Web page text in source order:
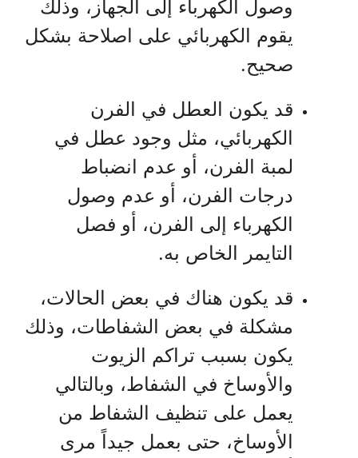
وصول الكهرباء إلى الجهاز، وذلك
يقوم الكهربائي على اصلاحة بشكل
صحيح.
قد يكون العطل في الفرن
الكهربائي، مثل وجود عطل في
لمبة الفرن، أو عدم انضباط
درجات الفرن، أو عدم وصول
الكهرباء إلى الفرن، أو فصل
التايمر الخاص به.
قد يكون هناك في بعض الحالات،
مشكلة في بعض الشفاطات، وذلك
يكون بسبب تراكم الزيوت
والأوساخ في الشفاط، وبالتالي
يعمل على تنظيف الشفاط من
الأوساخ، حتى بعمل جيداً مرى